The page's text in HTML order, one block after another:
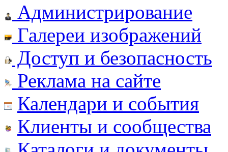
Администрирование
Галереи изображений
Доступ и безопасность
Реклама на сайте
Календари и события
Клиенты и сообщества